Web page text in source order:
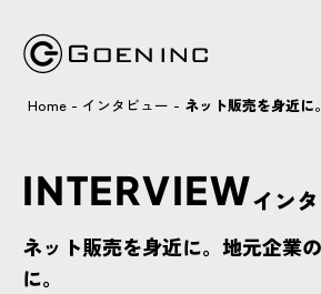
Home - インタビュー - ネット販売を身近
INTERVIEWイン
ネット販売を身近に。地元企業
に。